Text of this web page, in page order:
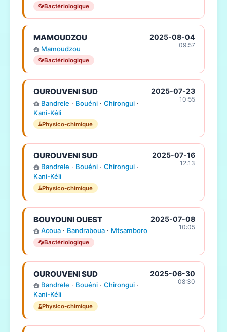
Bactériologique
MAMOUDZOU
Mamoudzou
Bactériologique
2025-08-04
09:57
OUROUVENI SUD
Bandrele · Bouéni· Chirongui·
Kani-Kéli
Physico-chimique
2025-07-23
10:55
OUROUVENI SUD
Bandrele · Bouéni· Chirongui·
Kani-Kéli
Physico-chimique
2025-07-16
12:13
BOUYOUNI OUEST
Acoua· Bandraboua· Mtsamboro
Bactériologique
2025-07-08
10:05
OUROUVENI SUD
Bandrele · Bouéni· Chirongui·
Kani-Kéli
Physico-chimique
2025-06-30
08:30